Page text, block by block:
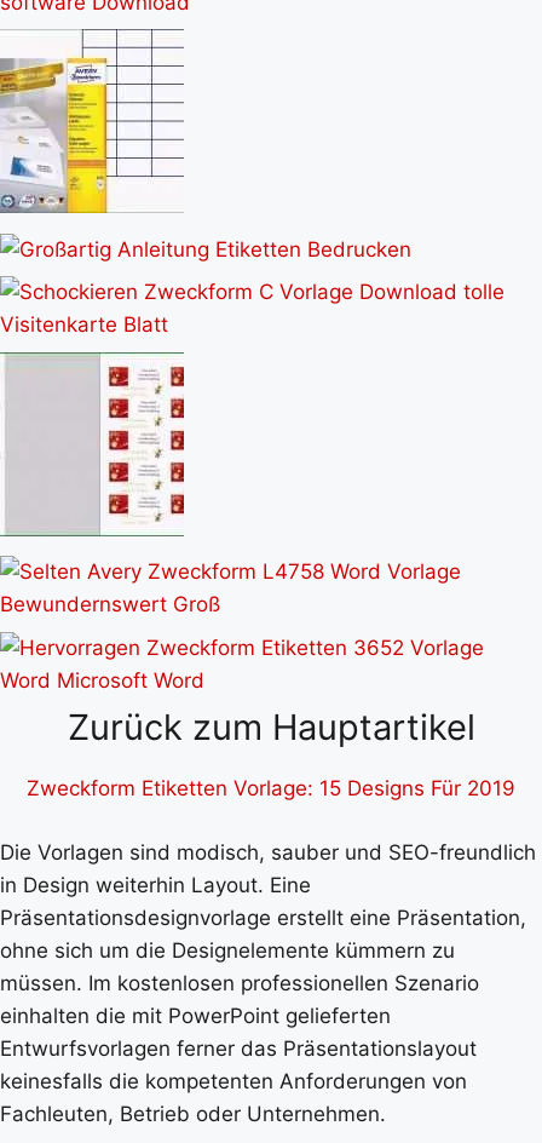
Zurück zum Hauptartikel
Zweckform Etiketten Vorlage: 15 Designs Für 2019
Die Vorlagen sind modisch, sauber und SEO-freundlich
in Design weiterhin Layout. Eine
Präsentationsdesignvorlage erstellt eine Präsentation,
ohne sich um die Designelemente kümmern zu
müssen. Im kostenlosen professionellen Szenario
einhalten die mit PowerPoint gelieferten
Entwurfsvorlagen ferner das Präsentationslayout
keinesfalls die kompetenten Anforderungen von
Fachleuten, Betrieb oder Unternehmen.